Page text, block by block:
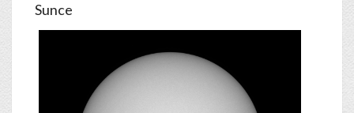
Sunce